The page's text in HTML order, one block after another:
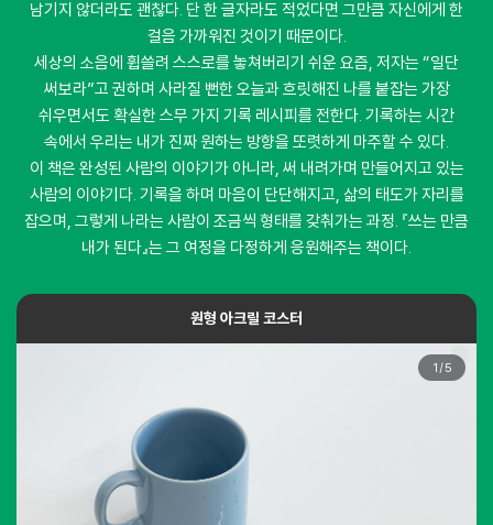
남기지 않더라도 괜찮다. 단 한 글자라도 적었다면 그만큼 자신에게 한
걸음 가까워진 것이기 때문이다.
세상의 소음에 휩쓸려 스스로를 놓쳐버리기 쉬운 요즘, 저자는 “일단
써보라”고 권하며 사라질 뻔한 오늘과 흐릿해진 나를 붙잡는 가장
쉬우면서도 확실한 스무 가지 기록 레시피를 전한다. 기록하는 시간
속에서 우리는 내가 진짜 원하는 방향을 또렷하게 마주할 수 있다.
이 책은 완성된 사람의 이야기가 아니라, 써 내려가며 만들어지고 있는
사람의 이야기다. 기록을 하며 마음이 단단해지고, 삶의 태도가 자리를
잡으며, 그렇게 나라는 사람이 조금씩 형태를 갖춰가는 과정. 『쓰는 만큼
내가 된다』는 그 여정을 다정하게 응원해주는 책이다.
원형 아크릴 코스터
1 /5